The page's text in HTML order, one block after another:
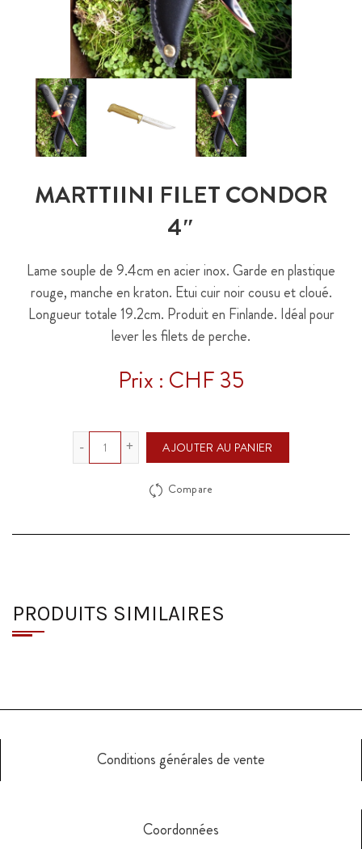
MARTTIINI FILET CONDOR
4″
Lame souple de 9.4cm en acier inox. Garde en plastique
rouge, manche en kraton. Etui cuir noir cousu et cloué.
Longueur totale 19.2cm. Produit en Finlande. Idéal pour
lever les filets de perche.
Prix : CHF 35
Quantité
AJOUTER AU PANIER
Compare
PRODUITS SIMILAIRES
Conditions générales de vente
Coordonnées